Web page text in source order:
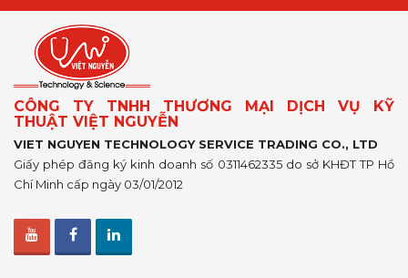
CÔNG TY TNHH THƯƠNG MẠI DỊCH VỤ KỸ
THUẬT VIỆT NGUYỄN
VIET NGUYEN TECHNOLOGY SERVICE TRADING CO., LTD
Giấy phép đăng ký kinh doanh số 0311462335 do sở KHĐT TP Hồ
Chí Minh cấp ngày 03/01/2012